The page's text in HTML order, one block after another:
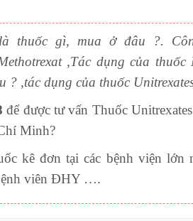
thuốc gì, mua ở đâu ?.
,Tác dụng của
,tác dụng của thuốc
để được tư vấn Thuốc
Minh?
kê đơn tại các bệnh viện lớn
viên ĐHY ….